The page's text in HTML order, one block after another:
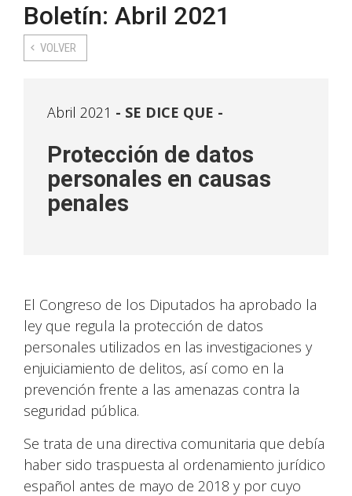
Boletín: Abril 2021
VOLVER
Abril 2021 SE DICE QUE -
Protección de datos
personales en causas
penales
El Congreso de los Diputados ha aprobado la
ley que regula la protección de datos
personales utilizados en las investigaciones y
enjuiciamiento de delitos, así como en la
prevención frente a las amenazas contra la
seguridad pública.
Se trata de una directiva comunitaria que debía
haber sido traspuesta al ordenamiento jurídico
español antes de mayo de 2018 y por cuyo